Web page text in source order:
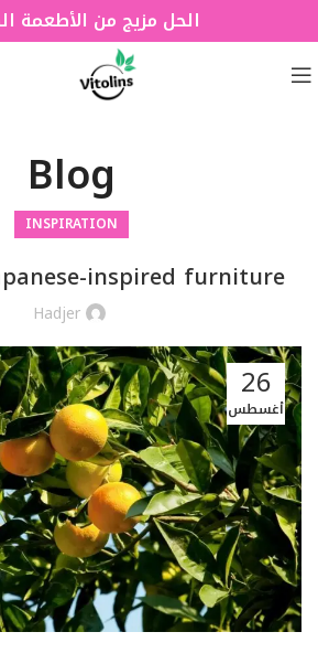
الحل مزيج من الأطعمة
Blog
INSPIRATION
inspired furniture
Hadjer
26
أغسطس